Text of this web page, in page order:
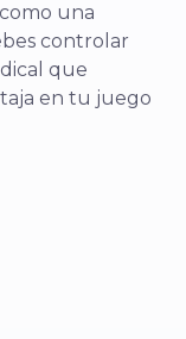
una
controlar
que
en tu juego